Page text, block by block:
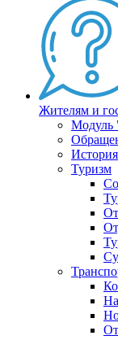
Жителям и
Модуль
История
Туризм